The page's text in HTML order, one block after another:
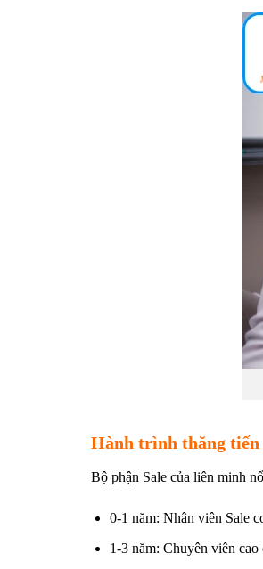
Hành trình thăng tiến
Bộ phận Sale của liên minh
0-1 năm: Nhân viên Sale
1-3 năm: Chuyên viên